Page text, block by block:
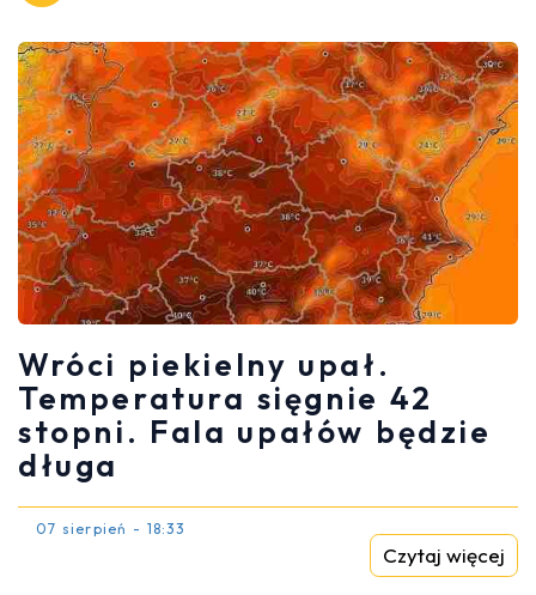
Wróci piekielny upał.
Temperatura sięgnie 42
stopni. Fala upałów będzie
długa
07 sierpień - 18:33
Czytaj więcej